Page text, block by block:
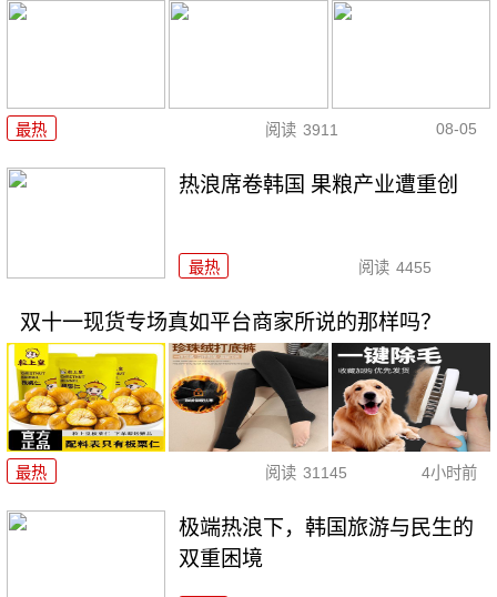
最热 阅读 3911 08-05
热浪席卷韩国 果粮产业遭重创
最热 阅读 4455
双十一现货专场真如平台商家所说的那样吗？
最热 阅读 31145 4小时前
极端热浪下，韩国旅游与民生的
双重困境